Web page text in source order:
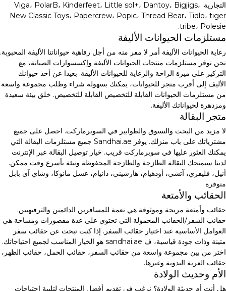
التجارية: Viga، PolarB، Kinderfeet، Little sol+، Dantoy، Bigjigs،
New Classic Toys، Papercrew، Popic، Thread Bear، Tidlo، tiger
tribe، Polesie.
مستلزمات الحيوانات الأليفة
رعاية الحيوانات الأليفة أمر لا مفر منه من أجل رفاهية حيواناتنا الأليفة المحبوبة.
نحن نوفر مستلزمات منتجات الحيوانات الأليفة وإكسسوارات الصيانة، مع
التركيز على ميزة الراحة والرعاية للحيوانات الأليفة. بعيدا عن أخذ حيوانك
الأليف إلى أقرب متجر للحيوانات، يمكنك بسهولة شراء وطلب مجموعة واسعة
من مستلزمات الحيوانات القابلة للتخصيص القابلة للتخصيص. خلق بيئة سعيدة
ومزدهرة لحيواناتك الأليفة.
متجر البقالة
لا مزيد من البحث والتسوق والطوابير في السوبرماركت. احصل على جميع
مشترياتك على باب منزلك. يوفر Sandhai.ae جميع مستلزمات البقالة التي
يمكنك العثور عليها في سوبرماركت قريب. خيار توصيل البقالة عبر الإنترنت
لدينا سيمنحك البقالة الطازجة والطازجة المحفوظة ونيئة بأسرع وقت ممكن.
أنيل، فليفري، آتشي، أودهيام، هارشيني، دانيام، عسل مانوكا، وشاي آي بابل
متوفرة
الحقائب والأمتعة
حقائب وأمتعة مريحة وموثوقة هي نعمة للمسافرين الدائمين والترفيهيين.
حقائب السفر/الحقائب المحمولة التي تحتوي على عدة مقصورات ومساحة هي
العوامل الأساسية عند اختيار حقائب السفر. إذا كنت تبحث عن حقائب سفر
متينة وذات جودة قياسية، ف sandhai.ae هو الخيار المناسب لجميع احتياجاتك.
اختر من بين مجموعة واسعة من حقائب السفر، حقائب الحمل، حقائب الظهر،
حقائب العربة اليدوية وغيرها.
الأم وحديث الولادة
هل أنت أم حديثة الولادة؟ نرغب في تقديم أفضل المنتجات لتلبية احتياجات